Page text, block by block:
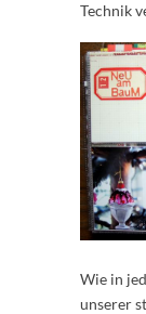
Technik
Wie in
unserer